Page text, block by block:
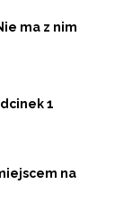
ma z nim
1
na